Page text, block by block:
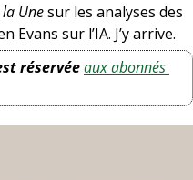
la Une sur les analyses des
sur l’IA. J’y arrive.
réservéeaux abonnés